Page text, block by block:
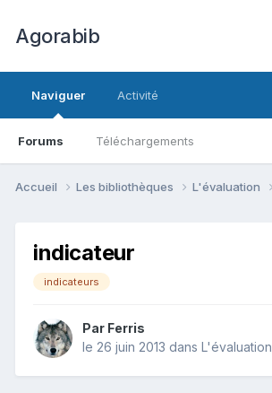
Agorabib
Naviguer
Forums Téléchargements
Activité
Accueil Les bibliothèques L'évaluation
indicateur
indicateurs
Par Ferris
le 26 juin 2013 dans L'évaluation